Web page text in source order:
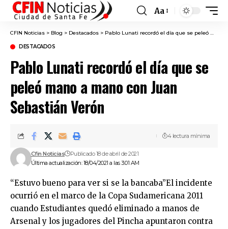
Font
Resizer
Aa
CFIN Noticias > Blog > Destacados > Pablo Lunati recordó el día que se peleó mano a mano con Juan Sebastián Verón
DESTACADOS
Pablo Lunati recordó el día que se
peleó mano a mano con Juan
Sebastián Verón
Última actualización: 18/04/2021 a las 3:01 AM
Cfin Noticias Publicado 18 de abril de 2021
4 lectura mínima
“Estuvo bueno para ver si se la bancaba”El incidente
ocurrió en el marco de la Copa Sudamericana 2011
cuando Estudiantes quedó eliminado a manos de
Arsenal y los jugadores del Pincha apuntaron contra